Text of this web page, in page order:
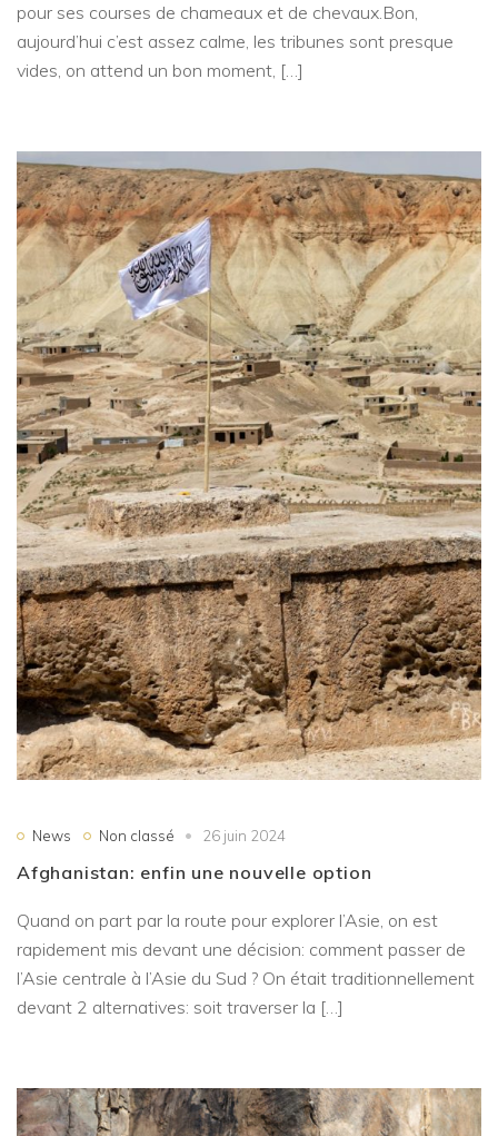
pour ses courses de chameaux et de chevaux.Bon,
aujourd’hui c’est assez calme, les tribunes sont presque
vides, on attend un bon moment, […]
News Non classé 26 juin 2024
Afghanistan: enfin une nouvelle option
Quand on part par la route pour explorer l’Asie, on est
rapidement mis devant une décision: comment passer de
l’Asie centrale à l’Asie du Sud ? On était traditionnellement
devant 2 alternatives: soit traverser la […]